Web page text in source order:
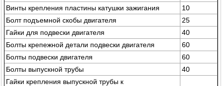
Винты крепления пластины катушки зажигания
10
Болт подъемной скобы двигателя
25
Гайки для подвески двигателя
40
Болты крепежной детали подвески двигателя
60
Болты подвески двигателя
60
Болты выпускной трубы
40
Гайки крепления выпускной трубы к